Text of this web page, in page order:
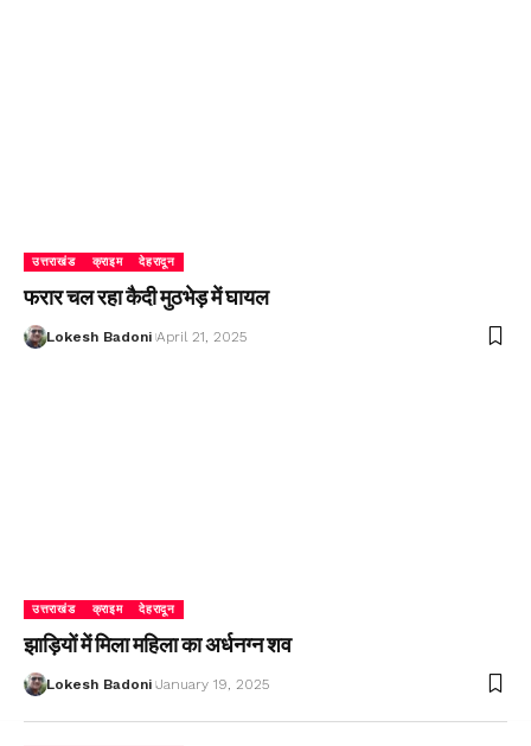
उत्तराखंड क्राइम देहरादून
फरार चल रहा कैदी मुठभेड़ में घायल
Lokesh Badoni April 21, 2025
उत्तराखंड क्राइम देहरादून
झाड़ियों में मिला महिला का अर्धनग्न शव
Lokesh Badoni January 19, 2025